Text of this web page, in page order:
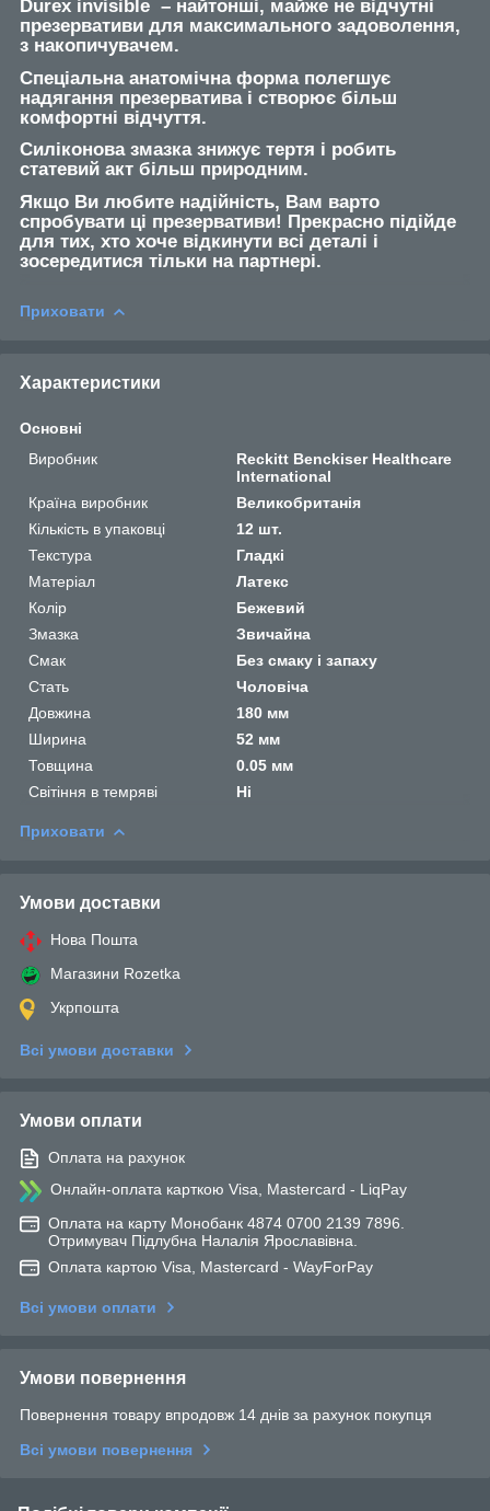
Durex invisible – найтонші, майже не відчутні
презервативи для максимального задоволення,
з накопичувачем.
Спеціальна анатомічна форма полегшує
надягання презерватива і створює більш
комфортні відчуття.
Силіконова змазка знижує тертя і робить
статевий акт більш природним.
Якщо Ви любите надійність, Вам варто
спробувати ці презервативи! Прекрасно підійде
для тих, хто хоче відкинути всі деталі і
зосередитися тільки на партнері.
Приховати
Характеристики
Основні
Виробник
Reckitt Benckiser Healthcare
International
Країна виробник
Великобританія
Кількість в упаковці
12 шт.
Текстура
Гладкі
Матеріал
Латекс
Колір
Бежевий
Змазка
Звичайна
Смак
Без смаку і запаху
Стать
Чоловіча
Довжина
180 мм
Ширина
52 мм
Товщина
0.05 мм
Світіння в темряві
Ні
Приховати
Умови доставки
Нова Пошта
Магазини Rozetka
Укрпошта
Всі умови доставки
Умови оплати
Оплата на рахунок
Онлайн-оплата карткою Visa, Mastercard - LiqPay
Оплата на карту Монобанк 4874 0700 2139 7896.
Отримувач Підлубна Налалія Ярославівна.
Оплата картою Visa, Mastercard - WayForPay
Всі умови оплати
Умови повернення
Повернення товару впродовж 14 днів за рахунок покупця
Всі умови повернення